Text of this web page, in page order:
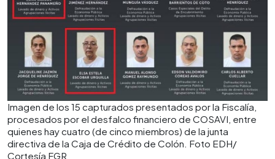
Imagen de los 15 capturados presentados por la Fiscalía,
procesados por el desfalco financiero de COSAVI, entre
quienes hay cuatro (de cinco miembros) de la junta
directiva de la Caja de Crédito de Colón. Foto EDH/
Cortesía FGR